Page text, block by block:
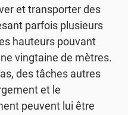
et transporter des
parfois plusieurs
hauteurs pouvant
vingtaine de mètres.
des tâches autres
et le
peuvent lui être